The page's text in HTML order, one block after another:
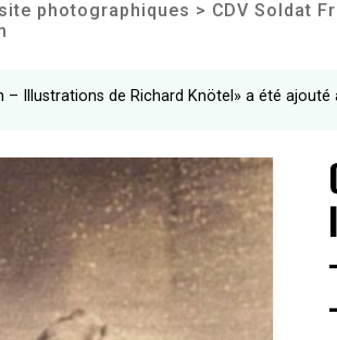
photographiques > CDV Soldat
– Illustrations de Richard Knötel» a été ajouté